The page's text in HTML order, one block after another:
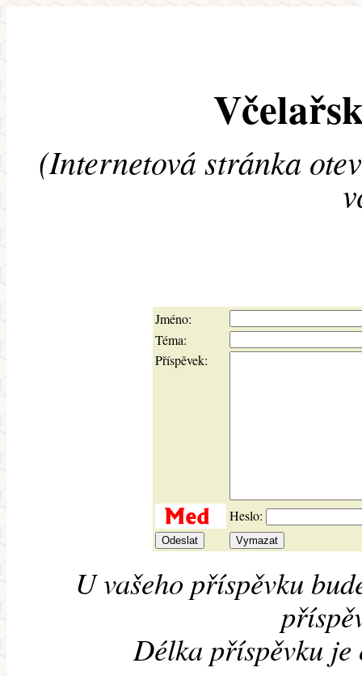
(Internetová stránka
Jméno:
Téma:
Příspěvek:
Heslo:
U vašeho příspěvku
Délka příspěvku je